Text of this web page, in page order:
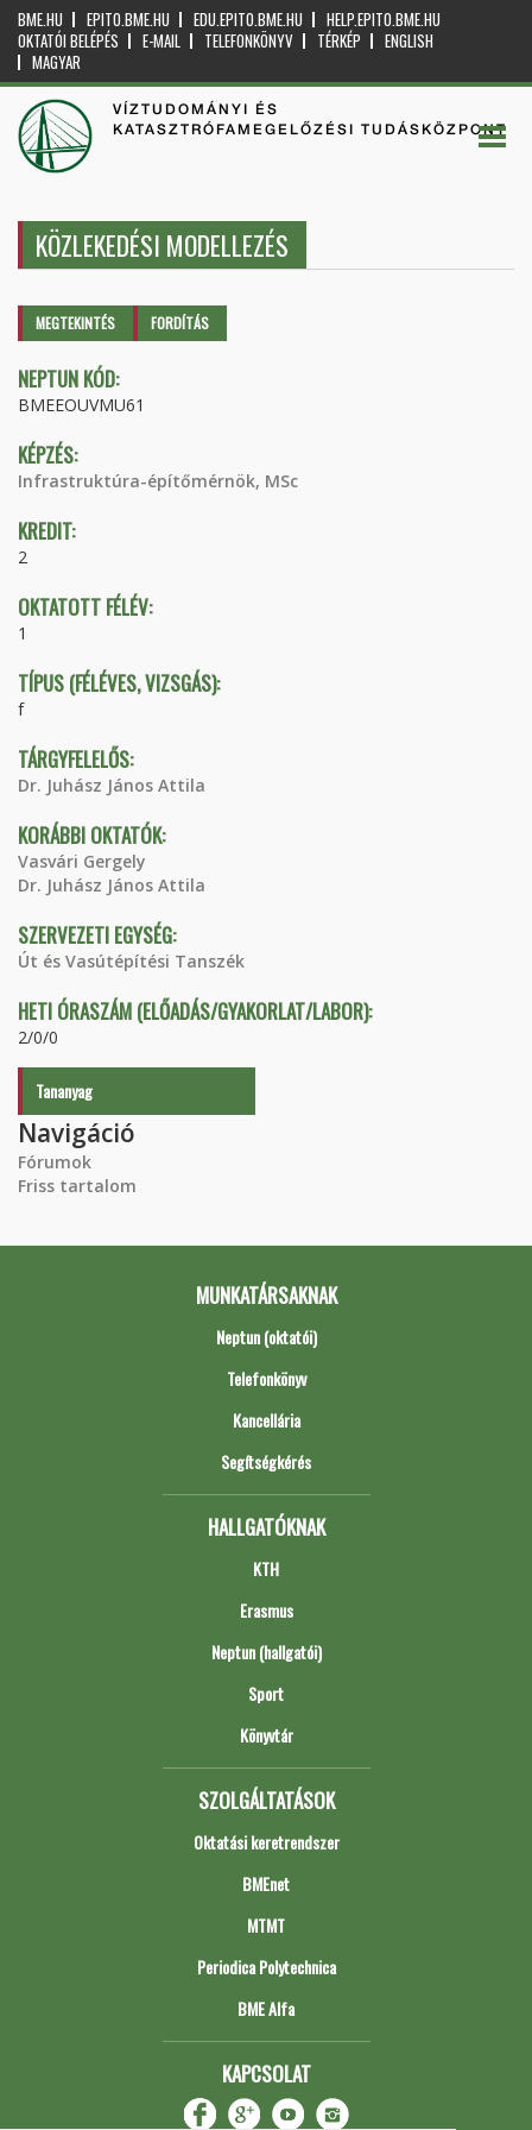
BME.HU EPITO.BME.HU EDU.EPITO.BME.HU
HELP.EPITO.BME.HU
OKTATÓI BELÉPÉS
E-MAIL TELEFONKÖNYV TÉRKÉP
ENGLISH
MAGYAR
VÍZTUDOMÁNYI ÉS
KATASZTRÓFAMEGELŐZÉSI TUDÁSKÖZPONT
KÖZLEKEDÉSI MODELLEZÉS
Elsődleges fülek
MEGTEKINTÉS (AKTÍVFORDÍTÁS
NEPTUN KÓD:
BMEEOUVMU61
KÉPZÉS:
Infrastruktúra-építőmérnök, MSc
KREDIT:
2
OKTATOTT FÉLÉV:
1
TÍPUS (FÉLÉVES, VIZSGÁS):
f
TÁRGYFELELŐS:
Dr. Juhász János Attila
KORÁBBI OKTATÓK:
Vasvári Gergely
Dr. Juhász János Attila
SZERVEZETI EGYSÉG:
Út és Vasútépítési Tanszék
HETI ÓRASZÁM (ELŐADÁS/GYAKORLAT/LABOR):
2/0/0
Tananyag
Navigáció
Fórumok
Friss tartalom
MUNKATÁRSAKNAK
Neptun (oktatói)
Telefonkönyv
Kancellária
Segítségkérés
HALLGATÓKNAK
KTH
Erasmus
Neptun (hallgatói)
Sport
Könyvtár
SZOLGÁLTATÁSOK
Oktatási keretrendszer
BMEnet
MTMT
Periodica Polytechnica
BME Alfa
KAPCSOLAT